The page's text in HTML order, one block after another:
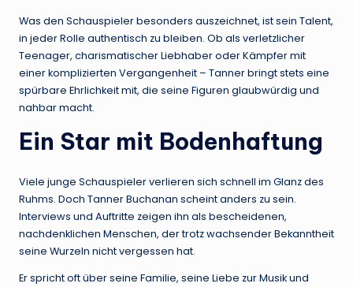
Was den Schauspieler besonders auszeichnet, ist sein Talent,
in jeder Rolle authentisch zu bleiben. Ob als verletzlicher
Teenager, charismatischer Liebhaber oder Kämpfer mit
einer komplizierten Vergangenheit – Tanner bringt stets eine
spürbare Ehrlichkeit mit, die seine Figuren glaubwürdig und
nahbar macht.
Ein Star mit Bodenhaftung
Viele junge Schauspieler verlieren sich schnell im Glanz des
Ruhms. Doch Tanner Buchanan scheint anders zu sein.
Interviews und Auftritte zeigen ihn als bescheidenen,
nachdenklichen Menschen, der trotz wachsender Bekanntheit
seine Wurzeln nicht vergessen hat.
Er spricht oft über seine Familie, seine Liebe zur Musik und